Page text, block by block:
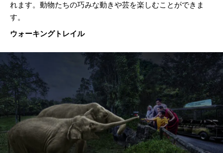
れます。動物たちの巧みな動きや芸を楽しむことができま
す。
ウォーキングトレイル